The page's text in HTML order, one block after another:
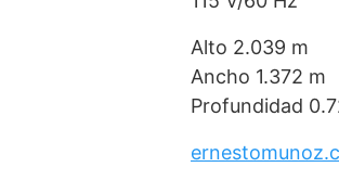
Alto 2.039 m
Ancho 1.372 m
Profundidad